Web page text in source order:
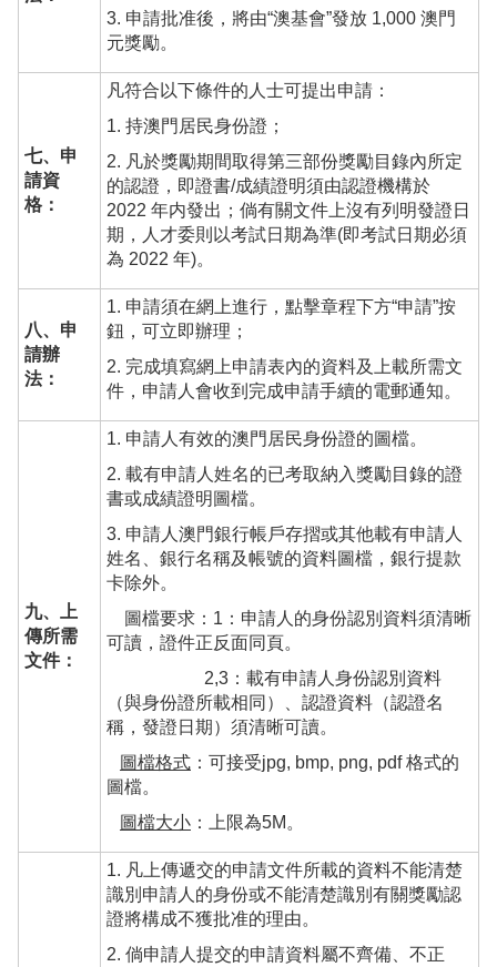
3. 申請批准後，將由“澳基會”發放 1,000 澳門
元獎勵。
七、申
請資
格：
凡符合以下條件的人士可提出申請：
1. 持澳門居民身份證；
2. 凡於獎勵期間取得第三部份獎勵目錄內所定
的認證，即證書/成績證明須由認證機構於
2022 年内發出；倘有關文件上沒有列明發證日
期，人才委則以考試日期為準(即考試日期必須
為 2022 年)。
八、申
請辦
法：
1. 申請須在網上進行，點擊章程下方“申請”按
鈕，可立即辦理；
2. 完成填寫網上申請表內的資料及上載所需文
件，申請人會收到完成申請手續的電郵通知。
九、上
傳所需
文件：
1. 申請人有效的澳門居民身份證的圖檔。
2. 載有申請人姓名的已考取納入獎勵目錄的證
書或成績證明圖檔。
3. 申請人澳門銀行帳戶存摺或其他載有申請人
姓名、銀行名稱及帳號的資料圖檔，銀行提款
卡除外。
圖檔要求：1：申請人的身份認別資料須清晰
可讀，證件正反面同頁。
2,3：載有申請人身份認別資料
（與身份證所載相同）、認證資料（認證名
稱，發證日期）須清晰可讀。
圖檔格式 ：可接受jpg, bmp, png, pdf 格式的
圖檔。
圖檔大小 ：上限為5M。
1. 凡上傳遞交的申請文件所載的資料不能清楚
識別申請人的身份或不能清楚識別有關獎勵認
證將構成不獲批准的理由。
2. 倘申請人提交的申請資料屬不齊備、不正